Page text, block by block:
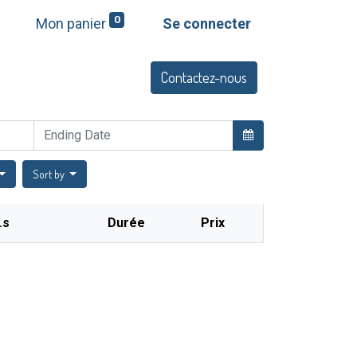
Mon panier 0 Se connecter
Contactez-nous
Sort by
Durée Prix